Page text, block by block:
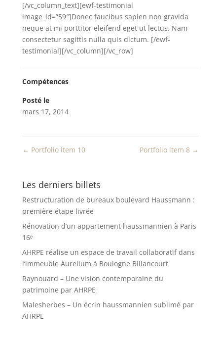
[/vc_column_text][ewf-testimonial
image_id=”59″]Donec faucibus sapien non gravida
neque at mi porttitor eleifend eget ut lectus. Nam
consectetur sagittis nulla quis dictum. [/ewf-
testimonial][/vc_column][/vc_row]
Compétences
Posté le
mars 17, 2014
← Portfolio item 10 Portfolio item 8 →
Les derniers billets
Restructuration de bureaux boulevard Haussmann :
première étape livrée
Rénovation d’un appartement haussmannien à Paris
16ᵉ
AHRPE réalise un espace de travail collaboratif dans
l’immeuble Aurelium à Boulogne Billancourt
Raynouard – Une vision contemporaine du
patrimoine par AHRPE
Malesherbes – Un écrin haussmannien sublimé par
AHRPE